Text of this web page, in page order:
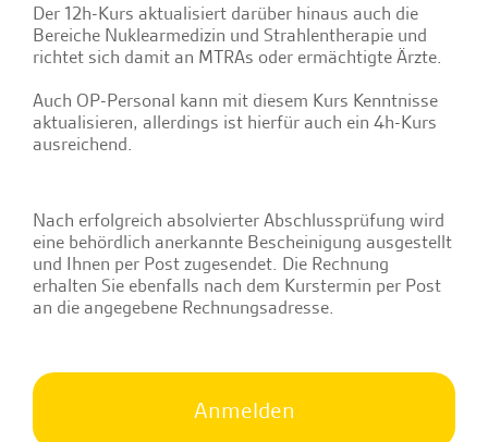
Der 12h-Kurs aktualisiert darüber hinaus auch die
Bereiche Nuklearmedizin und Strahlentherapie und
richtet sich damit an MTRAs oder ermächtigte Ärzte.
Auch OP-Personal kann mit diesem Kurs Kenntnisse
aktualisieren, allerdings ist hierfür auch ein 4h-Kurs
ausreichend.
Nach erfolgreich absolvierter Abschlussprüfung wird
eine behördlich anerkannte Bescheinigung ausgestellt
und Ihnen per Post zugesendet. Die Rechnung
erhalten Sie ebenfalls nach dem Kurstermin per Post
an die angegebene Rechnungsadresse.
Anmelden